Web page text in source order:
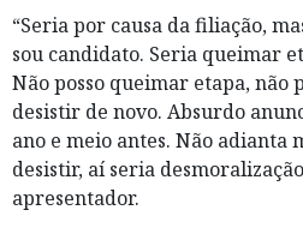
“Seria por causa da filiação,
sou candidato. Seria queimar
Não posso queimar etapa, não
desistir de novo. Absurdo
ano e meio antes. Não adianta
desistir, aí seria
apresentador.